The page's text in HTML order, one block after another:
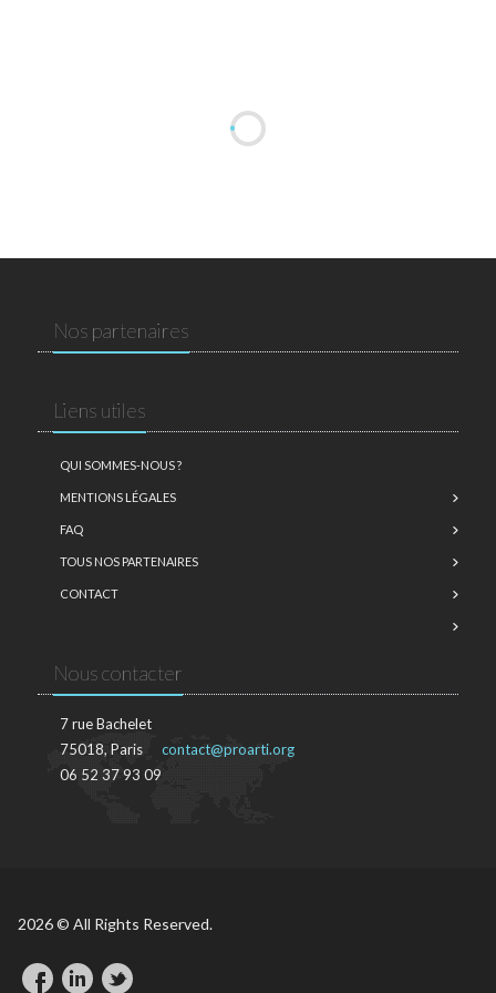
Nos partenaires
Liens utiles
QUI SOMMES-NOUS ?
MENTIONS LÉGALES
FAQ
TOUS NOS PARTENAIRES
CONTACT
Nous contacter
7 rue Bachelet
75018, Paris
06 52 37 93 09
contact@proarti.org
2026 © All Rights Reserved.